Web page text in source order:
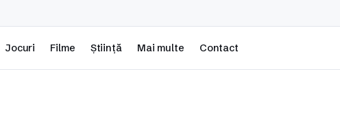
Jocuri Filme Știință Mai multe Contact